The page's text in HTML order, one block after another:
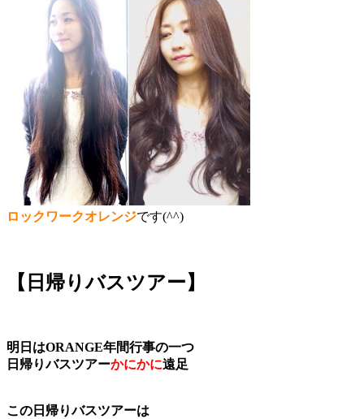
ロックワークオレンジです(^^)
【日帰りバスツアー】
明日はORANGE年間行事の一つ
日帰りバスツアーかにかに遠足
この日帰りバスツアーは